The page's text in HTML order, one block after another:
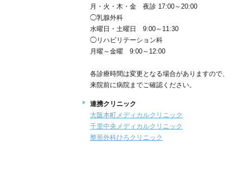
月・火・木・金 夜診 17:00～20:00
◯乳腺外科
水曜日・土曜日 9:00～11:30
◯リハビリテーション科
月曜～金曜 9:00～12:00
各診療時間は変更となる場合がありますので、
来院前に病院までご確認ください。
連携クリニック
大阪本町メディカルクリニック
千里中央メディカルクリニック
整形外科ひろクリニック